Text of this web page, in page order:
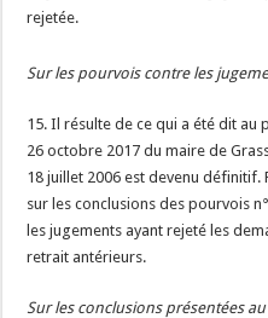
rejetée.
Sur les pourvois contre les
15. Il résulte de ce qui a été dit au
26 octobre 2017 du maire de
18 juillet 2006 est devenu définitif.
sur les conclusions des pourvois
les jugements ayant rejeté les
retrait antérieurs.
Sur les conclusions présentées